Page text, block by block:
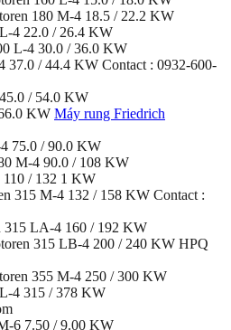
180 M-4 18.5 / 22.2 KW
4 22.0 / 26.4 KW
L-4 30.0 / 36.0 KW
37.0 / 44.4 KW Contact : 0932-600-
/ 54.0 KW
KW Máy rung Friedrich
75.0 / 90.0 KW
M-4 90.0 / 108 KW
/ 132 1 KW
315 M-4 132 / 158 KW Contact :
315 LA-4 160 / 192 KW
315 LB-4 200 / 240 KW HPQ
355 M-4 250 / 300 KW
4 315 / 378 KW
6 7.50 / 9.00 KW